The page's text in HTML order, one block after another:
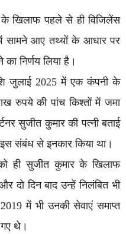
खिलाफ पहले से ही विजिलेंस
सामने आए तथ्यों के आधार पर
निर्णय लिया है।
जुलाई 2025 में एक कंपनी के
रुपये की पांच किश्तों में जमा
सुजीत कुमार की पत्नी बताई
संबंध से इनकार किया था।
ही सुजीत कुमार के खिलाफ
दिन बाद उन्हें निलंबित भी
में भी उनकी सेवाएं समाप्त
थे।